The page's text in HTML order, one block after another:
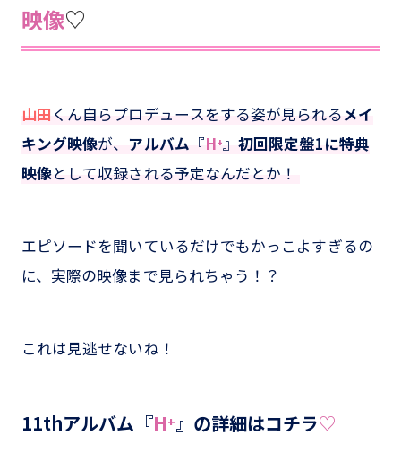
映像♡
山田くん自らプロデュースをする姿が見られるメイ
キング映像が、 アルバム『H⁺』初回限定盤1に特典
映像として収録される予定なんだとか！
エピソードを聞いているだけでもかっこよすぎるの
に、実際の映像まで見られちゃう！？
これは見逃せないね！
11thアルバム『H⁺』の詳細はコチラ♡